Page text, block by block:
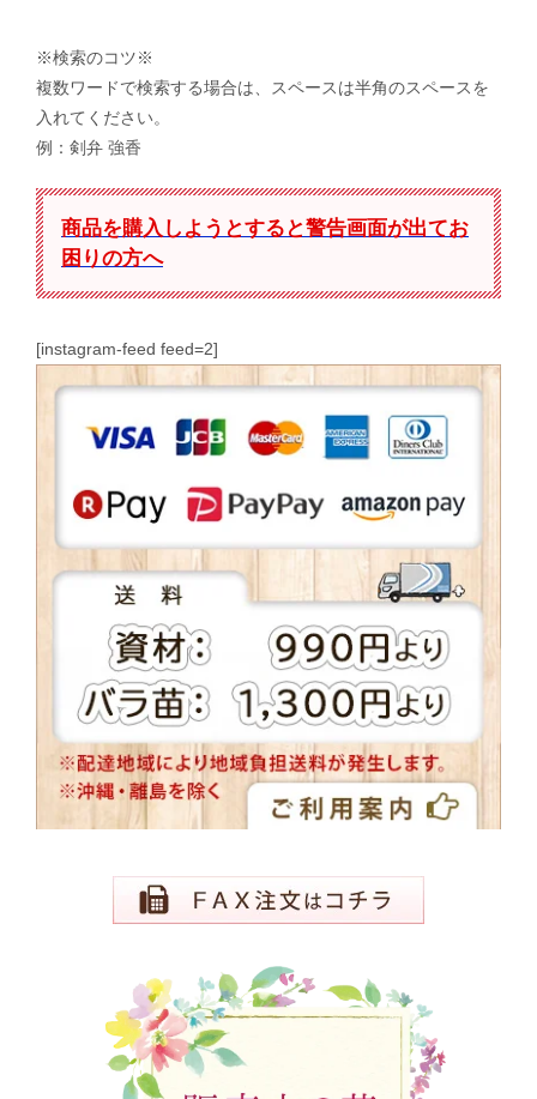
※検索のコツ※
複数ワードで検索する場合は、スペースは半角のスペースを
入れてください。
例：剣弁 強香
商品を購入しようとすると警告画面が出てお
困りの方へ
[instagram-feed feed=2]